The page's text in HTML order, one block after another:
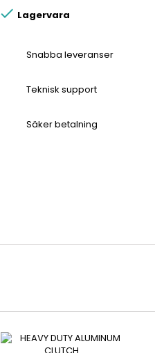
 Lagervara
Snabba leveranser
Teknisk support
Säker betalning